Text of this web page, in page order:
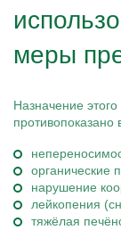
меры
Назначение
противопоказано
органические
нарушение
лейкопения
тяжёлая